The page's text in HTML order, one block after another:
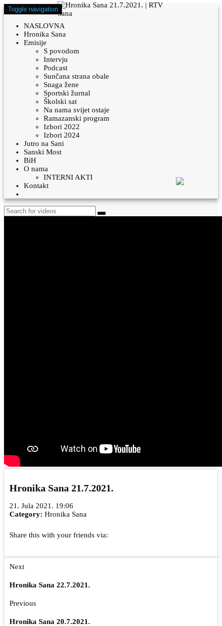
Toggle navigation
NASLOVNA
Hronika Sana
Emisije
S povodom
Intervju
Podcast
Sunčana strana obale
Snaga žene
Sportski žurnal
Školski sat
Na nama svijet ostaje
Ramazanski program
Izbori 2022
Izbori 2024
Jutro na Sani
Sanski Most
BiH
O nama
INTERNI AKTI
Kontakt
Hronika Sana 21.7.2021.
21. Jula 2021. 19:06
Category: Hronika Sana
Share this with your friends via:
Next
Hronika Sana 22.7.2021.
Previous
Hronika Sana 20.7.2021.